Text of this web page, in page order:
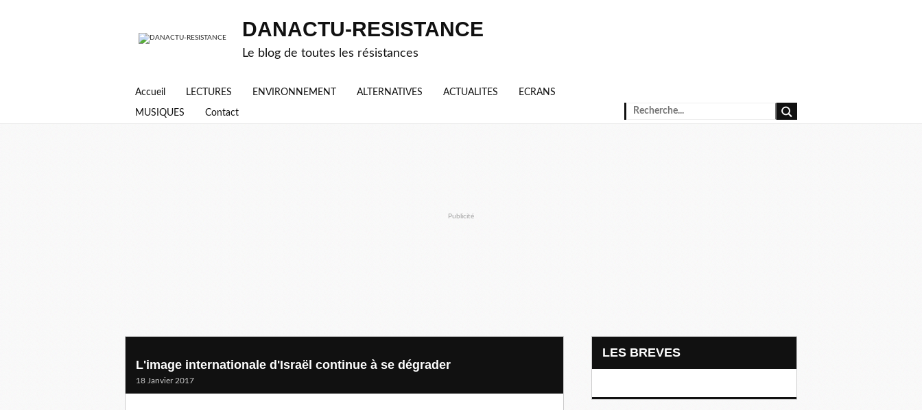
DANACTU-RESISTANCE
Le blog de toutes les résistances
Accueil LECTURES ENVIRONNEMENT ALTERNATIVES ACTUALITES ECRANS
MUSIQUES Contact
Publicité
L'image internationale d'Israël continue à se dégrader
18 Janvier 2017
LES BREVES